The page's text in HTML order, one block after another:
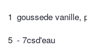
1 goussede vanille,
5 - 7csd'eau